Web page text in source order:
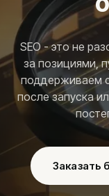
Реклама на
Google Shopping
Ремаркетинг
Аудит Google Ads
SEO услуги
Техническое SEO
Контентное SEO
SEO аудит
AI SEO
SEO
SEO - это не
за позициями,
поддерживаем
после запуска
Заказать